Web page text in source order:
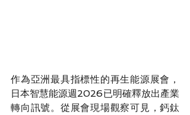
作為亞洲最具指標性的再生能源展會，
日本智慧能源週2026已明確釋放出產業
轉向訊號。從展會現場觀察可見，鈣鈦